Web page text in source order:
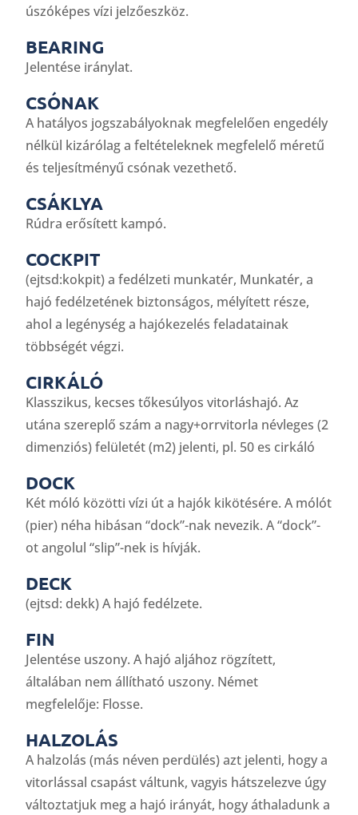
úszóképes vízi jelzőeszköz.
BEARING
Jelentése iránylat.
CSÓNAK
A hatályos jogszabályoknak megfelelően engedély
nélkül kizárólag a feltételeknek megfelelő méretű
és teljesítményű csónak vezethető.
CSÁKLYA
Rúdra erősített kampó.
COCKPIT
(ejtsd:kokpit) a fedélzeti munkatér, Munkatér, a
hajó fedélzetének biztonságos, mélyített része,
ahol a legénység a hajó­kezelés feladatainak
többségét végzi.
CIRKÁLÓ
Klasszikus, kecses tőkesúlyos vitorláshajó. Az
utána szereplő szám a nagy+orrvitorla névleges (2
dimenziós) felületét (m2) jelenti, pl. 50 es cirkáló
DOCK
Két móló közötti vízi út a hajók kikötésére. A mólót
(pier) néha hibásan “dock”-nak nevezik. A “dock”-
ot angolul “slip”-nek is hívják.
DECK
(ejtsd: dekk) A hajó fedélzete.
FIN
Jelentése uszony. A hajó aljához rögzített,
általában nem állítható uszony. Német
megfelelője: Flosse.
HALZOLÁS
A halzolás (más néven perdülés) azt jelenti, hogy a
vitorlással csapást váltunk, vagyis hátszelezve úgy
változtatjuk meg a hajó irányát, hogy áthaladunk a